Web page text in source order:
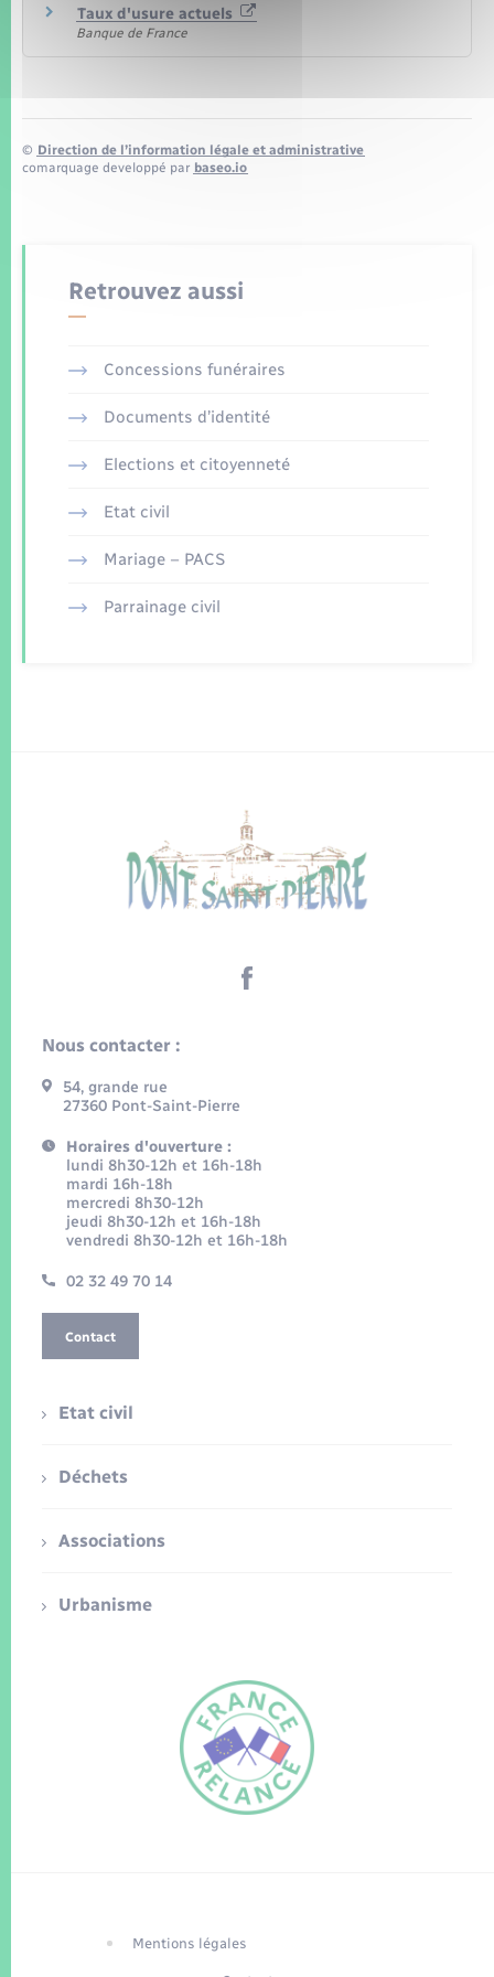
Taux d'usure actuels
Banque de France
© Direction de l’information légale et administrative
comarquage developpé par baseo.io
Retrouvez aussi
Concessions funéraires
Documents d’identité
Elections et citoyenneté
Etat civil
Mariage – PACS
Parrainage civil
Nous contacter :
54, grande rue
27360 Pont-Saint-Pierre
Horaires d'ouverture :
lundi 8h30-12h et 16h-18h
mardi 16h-18h
mercredi 8h30-12h
jeudi 8h30-12h et 16h-18h
vendredi 8h30-12h et 16h-18h
02 32 49 70 14
Contact
Etat civil
Déchets
Associations
Urbanisme
Mentions légales